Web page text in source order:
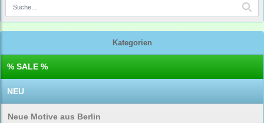
Kategorien
% SALE %
NEU
Neue Motive aus Berlin